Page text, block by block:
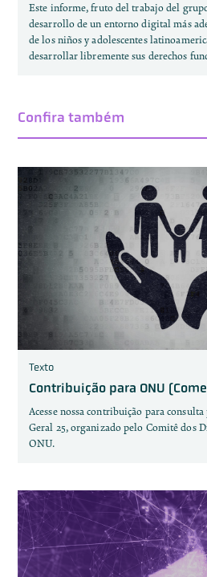
Este informe, fruto del trabajo del
desarrollo de un entorno digital más
de los niños y adolescentes
desarrollar libremente sus derechos
Confira também
Texto
Contribuição para ONU
Acesse nossa contribuição para
Geral 25, organizado pelo Comitê dos
ONU.